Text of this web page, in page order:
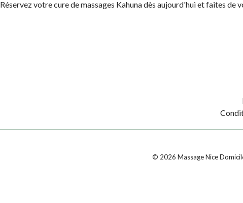
Réservez votre cure de massages Kahuna dès aujourd'hui et faites de
© 2026 Massage Nice